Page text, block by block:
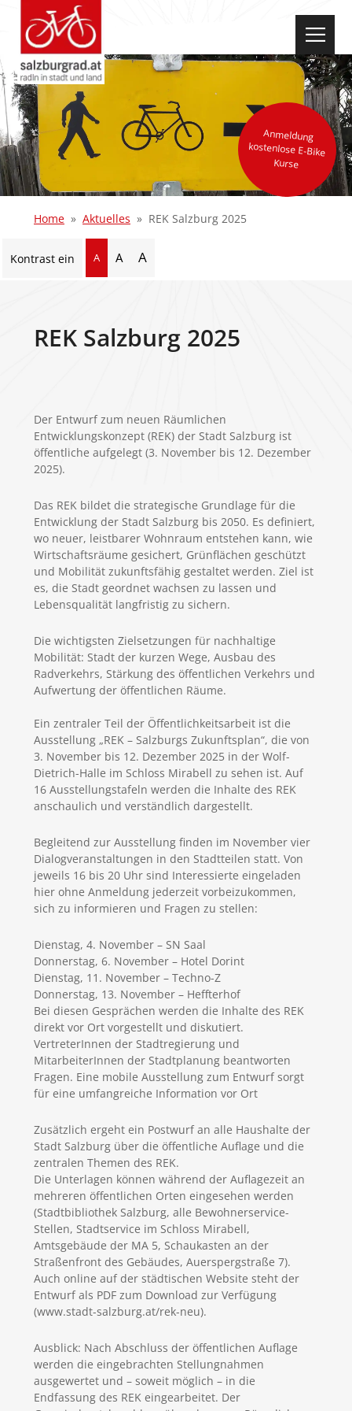
Anmeldung
kostenlose E-Bike
Kurse
Home Aktuelles REK Salzburg 2025
Kontrast ein A A A
REK Salzburg 2025
Der Entwurf zum neuen Räumlichen
Entwicklungskonzept (REK) der Stadt Salzburg ist
öffentliche aufgelegt (3. November bis 12. Dezember
2025).
Das REK bildet die strategische Grundlage für die
Entwicklung der Stadt Salzburg bis 2050. Es definiert,
wo neuer, leistbarer Wohnraum entstehen kann, wie
Wirtschaftsräume gesichert, Grünflächen geschützt
und Mobilität zukunftsfähig gestaltet werden. Ziel ist
es, die Stadt geordnet wachsen zu lassen und
Lebensqualität langfristig zu sichern.
Die wichtigsten Zielsetzungen für nachhaltige
Mobilität: Stadt der kurzen Wege, Ausbau des
Radverkehrs, Stärkung des öffentlichen Verkehrs und
Aufwertung der öffentlichen Räume.
Ein zentraler Teil der Öffentlichkeitsarbeit ist die
Ausstellung „REK – Salzburgs Zukunftsplan“, die von
3. November bis 12. Dezember 2025 in der Wolf-
Dietrich-Halle im Schloss Mirabell zu sehen ist. Auf
16 Ausstellungstafeln werden die Inhalte des REK
anschaulich und verständlich dargestellt.
Begleitend zur Ausstellung finden im November vier
Dialogveranstaltungen in den Stadtteilen statt. Von
jeweils 16 bis 20 Uhr sind Interessierte eingeladen
hier ohne Anmeldung jederzeit vorbeizukommen,
sich zu informieren und Fragen zu stellen:
Dienstag, 4. November – SN Saal
Donnerstag, 6. November – Hotel Dorint
Dienstag, 11. November – Techno-Z
Donnerstag, 13. November – Heffterhof
Bei diesen Gesprächen werden die Inhalte des REK
direkt vor Ort vorgestellt und diskutiert.
VertreterInnen der Stadtregierung und
MitarbeiterInnen der Stadtplanung beantworten
Fragen. Eine mobile Ausstellung zum Entwurf sorgt
für eine umfangreiche Information vor Ort
Zusätzlich ergeht ein Postwurf an alle Haushalte der
Stadt Salzburg über die öffentliche Auflage und die
zentralen Themen des REK.
Die Unterlagen können während der Auflagezeit an
mehreren öffentlichen Orten eingesehen werden
(Stadtbibliothek Salzburg, alle Bewohnerservice-
Stellen, Stadtservice im Schloss Mirabell,
Amtsgebäude der MA 5, Schaukasten an der
Straßenfront des Gebäudes, Auerspergstraße 7).
Auch online auf der städtischen Website steht der
Entwurf als PDF zum Download zur Verfügung
(www.stadt-salzburg.at/rek-neu).
Ausblick: Nach Abschluss der öffentlichen Auflage
werden die eingebrachten Stellungnahmen
ausgewertet und – soweit möglich – in die
Endfassung des REK eingearbeitet. Der